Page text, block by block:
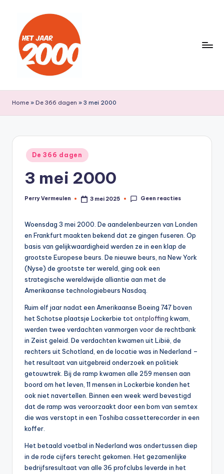
inhoud
e
t
J
0
0
lang
jaar
2000
Home » De 366 dagen » 3 mei 2000
Geplaatst
in
De 366 dagen
3 mei 2000
Geplaatst
Perry Vermeulen 3 mei 2025 Geen reacties
Woensdag 3 mei 2000. De aandelenbeurzen van Londen
en Frankfurt maakten bekend dat ze gingen fuseren. Op
basis van gelijkwaardigheid werden ze in een klap de
grootste Europese beurs. De nieuwe beurs, na New York
(Nyse) de grootste ter wereld, ging ook een
strategische wereldwijde alliantie aan met de
Amerikaanse technologiebeurs Nasdaq.
Ruim elf jaar nadat een Amerikaanse Boeing 747 boven
het Schotse plaatsje Lockerbie tot ontploffing kwam,
werden twee verdachten vanmorgen voor de rechtbank
in Zeist geleid. De verdachten kwamen uit Libië, de
rechters uit Schotland, en de locatie was in Nederland –
het resultaat van uitgebreid onderzoek en politiek
getouwtrek. Bij de ramp kwamen alle 259 mensen aan
boord om het leven, 11 mensen in Lockerbie konden het
ook niet navertellen. Binnen een week werd bevestigd
dat de ramp was veroorzaakt door een bom van semtex
die was verstopt in een Toshiba cassetterecorder in een
koffer.
Het betaald voetbal in Nederland was ondertussen diep
in de rode cijfers terecht gekomen. Het gezamenlijke
bedrijfsresultaat van alle 36 profclubs leverde in het